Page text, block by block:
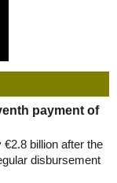
payment of
billion after the
disbursement